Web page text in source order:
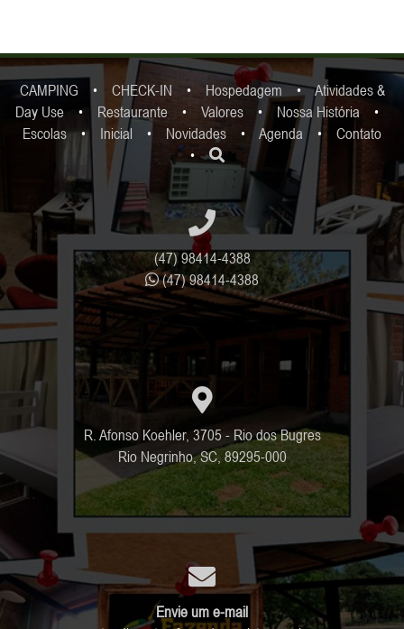
CAMPING • CHECK-IN • Hospedagem•Atividades &
Day Use• Restaurante• Valores• Nossa História •
Escolas• Inicial • Novidades • Agenda • Contato
•
(47) 98414-4388
(47) 98414-4388
R. Afonso Koehler, 3705 - Rio dos Bugres
Rio Negrinho, SC, 89295-000
Envie um e-mail